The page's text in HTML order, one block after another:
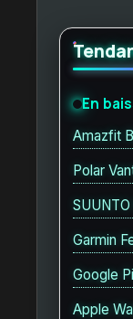
En
Amazfit
Polar
Garmin
Google
Apple